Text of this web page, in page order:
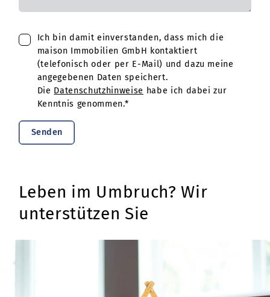
Ich bin damit einverstanden, dass mich die
maison Immobilien GmbH kontaktiert
(telefonisch oder per E-Mail) und dazu meine
angegebenen Daten speichert.
Die Datenschutzhinweise habe ich dabei zur
Kenntnis genommen.*
Senden
Leben im Umbruch? Wir
unterstützen Sie